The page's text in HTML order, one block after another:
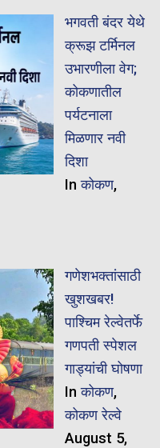
भगवती बंदर येथे
क्रूझ टर्मिनल
उभारणीला वेग;
कोकणातील
पर्यटनाला
मिळणार नवी
दिशा
Inकोकण,
गणेशभक्तांसाठी
खुशखबर!
पाश्चिम रेल्वेतर्फे
गणपती स्पेशल
गाड्यांची घोषणा
Inकोकण,
कोकण रेल्वे
August 5,